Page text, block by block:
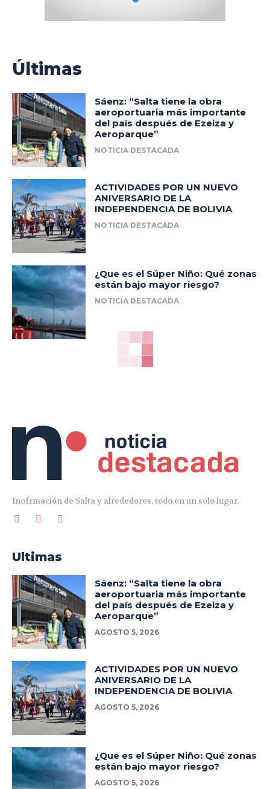
Últimas
Sáenz: “Salta tiene la obra
aeroportuaria más importante
del país después de Ezeiza y
Aeroparque”
NOTICIA DESTACADA
ACTIVIDADES POR UN NUEVO
ANIVERSARIO DE LA
INDEPENDENCIA DE BOLIVIA
NOTICIA DESTACADA
¿Que es el Súper Niño: Qué zonas
están bajo mayor riesgo?
NOTICIA DESTACADA
Inofrmación de Salta y alrededores, todo en un solo lugar.
Ultimas
Sáenz: “Salta tiene la obra
aeroportuaria más importante
del país después de Ezeiza y
Aeroparque”
AGOSTO 5, 2026
ACTIVIDADES POR UN NUEVO
ANIVERSARIO DE LA
INDEPENDENCIA DE BOLIVIA
AGOSTO 5, 2026
¿Que es el Súper Niño: Qué zonas
están bajo mayor riesgo?
AGOSTO 5, 2026